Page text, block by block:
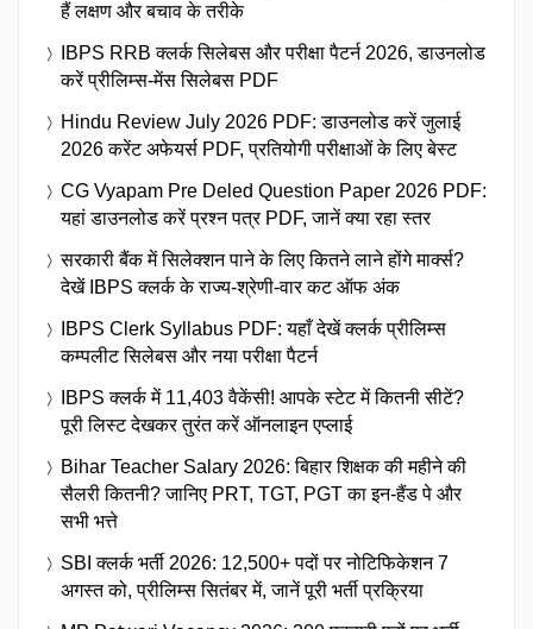
हैं लक्षण और बचाव के तरीके
IBPS RRB क्लर्क सिलेबस और परीक्षा पैटर्न 2026, डाउनलोड
करें प्रीलिम्स-मेंस सिलेबस PDF
Hindu Review July 2026 PDF: डाउनलोड करें जुलाई
2026 करेंट अफेयर्स PDF, प्रतियोगी परीक्षाओं के लिए बेस्ट
CG Vyapam Pre Deled Question Paper 2026 PDF:
यहां डाउनलोड करें प्रश्न पत्र PDF, जानें क्या रहा स्तर
सरकारी बैंक में सिलेक्शन पाने के लिए कितने लाने होंगे मार्क्स?
देखें IBPS क्लर्क के राज्य-श्रेणी-वार कट ऑफ अंक
IBPS Clerk Syllabus PDF: यहाँ देखें क्लर्क प्रीलिम्स
कम्पलीट सिलेबस और नया परीक्षा पैटर्न
IBPS क्लर्क में 11,403 वैकेंसी! आपके स्टेट में कितनी सीटें?
पूरी लिस्ट देखकर तुरंत करें ऑनलाइन एप्लाई
Bihar Teacher Salary 2026: बिहार शिक्षक की महीने की
सैलरी कितनी? जानिए PRT, TGT, PGT का इन-हैंड पे और
सभी भत्ते
SBI क्लर्क भर्ती 2026: 12,500+ पदों पर नोटिफिकेशन 7
अगस्त को, प्रीलिम्स सितंबर में, जानें पूरी भर्ती प्रक्रिया